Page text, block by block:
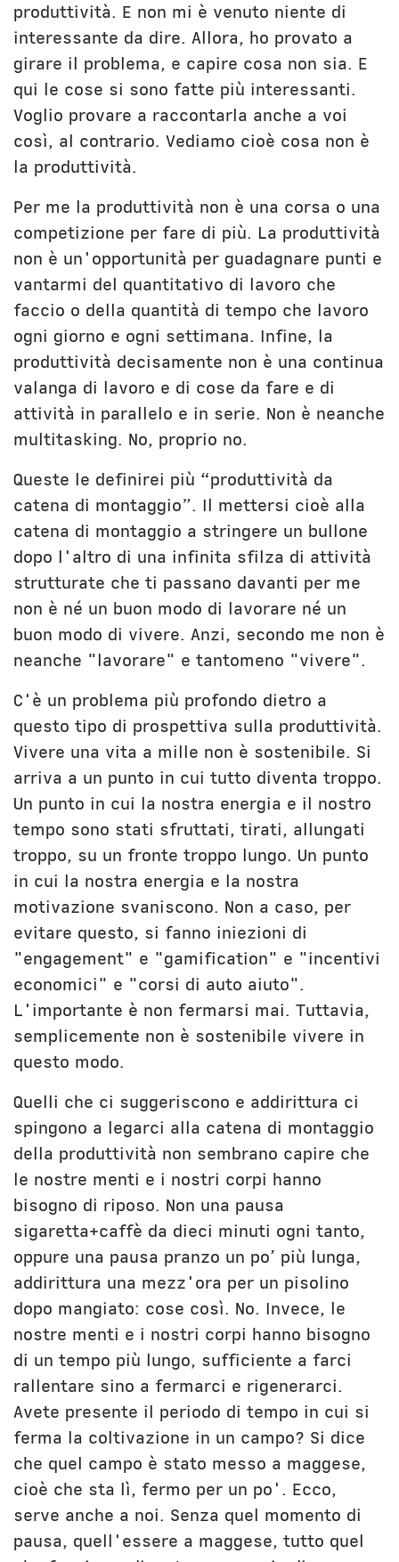
produttività. E non mi è venuto niente di
interessante da dire. Allora, ho provato a
girare il problema, e capire cosa non sia. E
qui le cose si sono fatte più interessanti.
Voglio provare a raccontarla anche a voi
così, al contrario. Vediamo cioè cosa non è
la produttività.
Per me la produttività non è una corsa o una
competizione per fare di più. La produttività
non è un'opportunità per guadagnare punti e
vantarmi del quantitativo di lavoro che
faccio o della quantità di tempo che lavoro
ogni giorno e ogni settimana. Infine, la
produttività decisamente non è una continua
valanga di lavoro e di cose da fare e di
attività in parallelo e in serie. Non è neanche
multitasking. No, proprio no.
Queste le definirei più “produttività da
catena di montaggio”. Il mettersi cioè alla
catena di montaggio a stringere un bullone
dopo l'altro di una infinita sfilza di attività
strutturate che ti passano davanti per me
non è né un buon modo di lavorare né un
buon modo di vivere. Anzi, secondo me non è
neanche "lavorare" e tantomeno "vivere".
C'è un problema più profondo dietro a
questo tipo di prospettiva sulla produttività.
Vivere una vita a mille non è sostenibile. Si
arriva a un punto in cui tutto diventa troppo.
Un punto in cui la nostra energia e il nostro
tempo sono stati sfruttati, tirati, allungati
troppo, su un fronte troppo lungo. Un punto
in cui la nostra energia e la nostra
motivazione svaniscono. Non a caso, per
evitare questo, si fanno iniezioni di
"engagement" e "gamification" e "incentivi
economici" e "corsi di auto aiuto".
L'importante è non fermarsi mai. Tuttavia,
semplicemente non è sostenibile vivere in
questo modo.
Quelli che ci suggeriscono e addirittura ci
spingono a legarci alla catena di montaggio
della produttività non sembrano capire che
le nostre menti e i nostri corpi hanno
bisogno di riposo. Non una pausa
sigaretta+caffè da dieci minuti ogni tanto,
oppure una pausa pranzo un po’ più lunga,
addirittura una mezz'ora per un pisolino
dopo mangiato: cose così. No. Invece, le
nostre menti e i nostri corpi hanno bisogno
di un tempo più lungo, sufficiente a farci
rallentare sino a fermarci e rigenerarci.
Avete presente il periodo di tempo in cui si
ferma la coltivazione in un campo? Si dice
che quel campo è stato messo a maggese,
cioè che sta lì, fermo per un po'. Ecco,
serve anche a noi. Senza quel momento di
pausa, quell'essere a maggese, tutto quel